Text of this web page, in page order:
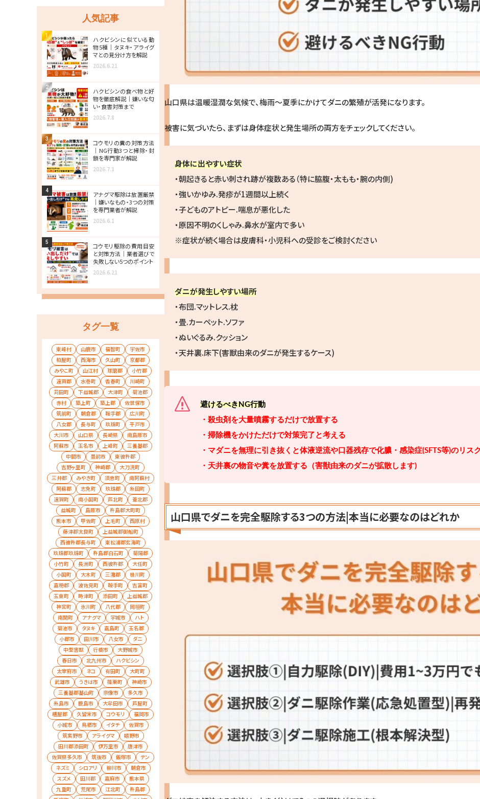
山口県は温暖湿潤な気候で、梅雨〜夏季にかけてダニの繁殖が活発になります。
被害に気づいたら、まずは身体症状と発生場所の両方をチェックしてください。
身体に出やすい症状
・朝起きると赤い刺され跡が複数ある（特に脇腹・太もも・腕の内側)
・強いかゆみ.発疹が1週間以上続く
・子どものアトピー.喘息が悪化した
・原因不明のくしゃみ.鼻水が室内で多い
※症状が続く場合は皮膚科・小児科への受診をご検討ください
ダニが発生しやすい場所
・布団.マットレス.枕
・畳.カーペット.ソファ
・ぬいぐるみ.クッション
・天井裏.床下(害獣由来のダニが発生するケース)
避けるべきNG行動
・殺虫剤を大量噴霧するだけで放置する
・掃除機をかけただけで対策完了と考える
・マダニを無理に引き抜くと体液逆流や口器残存で化膿・感染症(SFTS等)のリス
・天井裏の物音や糞を放置する（害獣由来のダニが拡散します)
山口県でダニを完全駆除する3つの方法|本当に必要なのはどれか
人気記事
1
ハクビシンに似ている動
物5種｜タヌキ・アライグ
マとの見分け方を解説
2026.6.21
2
ハクビシンの食べ物と好
物を徹底解説｜嫌いな匂
い・食害対策まで
2026.7.8
3
コウモリの糞の対策方法
｜NG行動3つと掃除・封
鎖を専門家が解説
2026.7.1
4
アナグマ駆除は放置厳禁
｜嫌いなもの・3つの対策
を専門業者が解説
2026.6.1
5
コウモリ駆除の費用目安
と対策方法｜業者選びで
失敗しない5つのポイント
2026.6.21
タグ一覧
東峰村 山鹿市 福智町
宇佐市
粕屋町
西海市 久山町
京都郡
みやこ町
山江村 球磨郡
小竹郡
遠賀郡
水巻町 香春町
川崎町
苅田町
下益城郡 大津町
菊池郡
赤村
築上町 築上郡
佐世保市
筑前町
朝倉郡 鞍手郡
広川町
八女郡
長与町 玖珠町
平戸市
大川市
山口県 長崎県
南島原市
阿蘇市
玉名市 上峰町
三養基郡
中間市
豊前市
東彼杵郡
吉野ヶ里町
神崎郡
大刀洗町
三井郡
みやき町 須恵町
南阿蘇村
阿蘇郡
志免町 玖珠郡
糸田町
遠賀町
南小国町 芦北町
葦北郡
益城町
島原市
杵島郡大町町
熊本市
甲佐町 上毛町
西原村
藤津郡太良町
上益城郡御船町
西彼杵郡長与町
東松浦郡玄海町
玖珠郡玖珠町
杵島郡白石町
菊陽郡
小竹町
長洲町 西彼杵郡
大任町
小国町
大木町 三潴郡
桂川町
嘉穂郡
波佐見町 鞍手町
吉富町
玉東町
時津町 添田町
上益城郡
神宮町
氷川町 八代郡
岡垣町
南関町
アナグマ 宇城市
ハト
菊池市
タヌキ 嘉島町
玉名郡
小郡市
田川市 八女市
ダニ
中型害獣
行橋市
大野城市
春日市
北九州市
ハクビシン
太宰府市
ネコ 有田町
大町町
武雄市
うきは市 篠栗町
神崎市
三養基郡基山町
宗像市
多久市
糸島市
鹿島市 大牟田市
芦屋町
糟屋郡
久留米市 コウモリ
福岡市
小城市
鳥栖市 イタチ
佐賀市
筑紫野市
アライグマ
嬉野市
田川郡添田町
伊万里市
唐津市
佐賀県多久市
筑後市 飯塚市
テン
ネズミ
シロアリ 柳川市
朝倉市
スズメ
田川郡 嘉麻市
熊本県
九重町
荒尾市 江北町
杵島郡